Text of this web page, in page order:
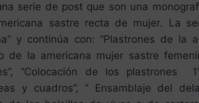
serie de post que son una
sastre recta de mujer. La
y continúa con: “Plastrones de la
de la americana mujer sastre
“Colocación de los plastrones
y cuadros”, “ Ensamblaje del